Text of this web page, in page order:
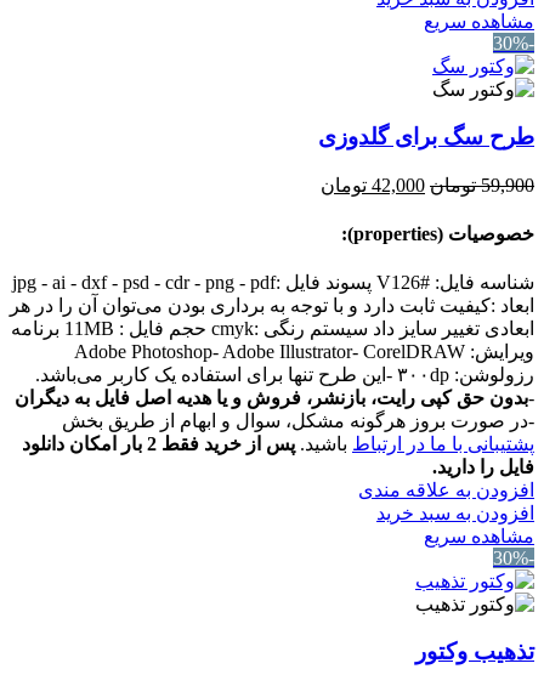
مشاهده سریع
-30%
طرح سگ برای گلدوزی
59,900 تومان قیمت
59,900 تومان
42,000 تومانقیمت
خصوصیات (properties):
شناسه فایل: #V126 پسوند فایل :jpg - ai - dxf - psd - cdr - png - pdf
ابعاد :کیفیت ثابت دارد و با توجه به برداری بودن می‌توان آن را در هر
ابعادی تغییر سایز داد سیستم رنگی :cmyk حجم فایل : 11MB برنامه
ویرایش: Adobe Photoshop- Adobe Illustrator- CorelDRAW
رزولوشن: ۳۰۰dp -این طرح تنها برای استفاده یک کاربر می‌باشد.
-بدون حق کپی رایت، بازنشر، فروش و یا هدیه اصل فایل به دیگران
-در صورت بروز هرگونه مشکل، سوال و ابهام از طریق بخش
پشتیبانی با ما در ارتباطباشید.
پس از خرید فقط 2 بار امکان دانلود
فایل را دارید.
افزودن به علاقه مندی
افزودن به سبد خرید
مشاهده سریع
-30%
تذهیب وکتور